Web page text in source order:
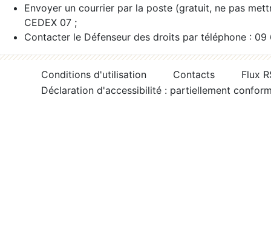
Envoyer un courrier par la poste (gratuit, ne pas
CEDEX 07 ;
Contacter le Défenseur des droits par téléphone :
Conditions d'utilisation Contacts
Flux
Déclaration d'accessibilité : partiellement